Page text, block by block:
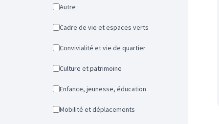
Autre
Cadre de vie et espaces verts
Convivialité et vie de quartier
Culture et patrimoine
Enfance, jeunesse, éducation
Mobilité et déplacements